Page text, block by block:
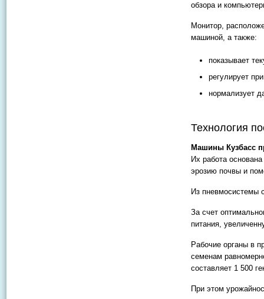
обзора и
Монитор,
машиной, а также:
показывает
регулирует
нормализует
Технология
Машины Кузбасс
Их работа
эрозию почвы и
Из пневмосистемы
За счет
питания,
Рабочие органы в
семенам
составляет 1 500
При этом